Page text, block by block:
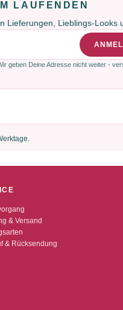
LAUFENDEN
Lieblings-Looks
geben Deine Adresse nicht weiter -
& Versand
& Rücksendung